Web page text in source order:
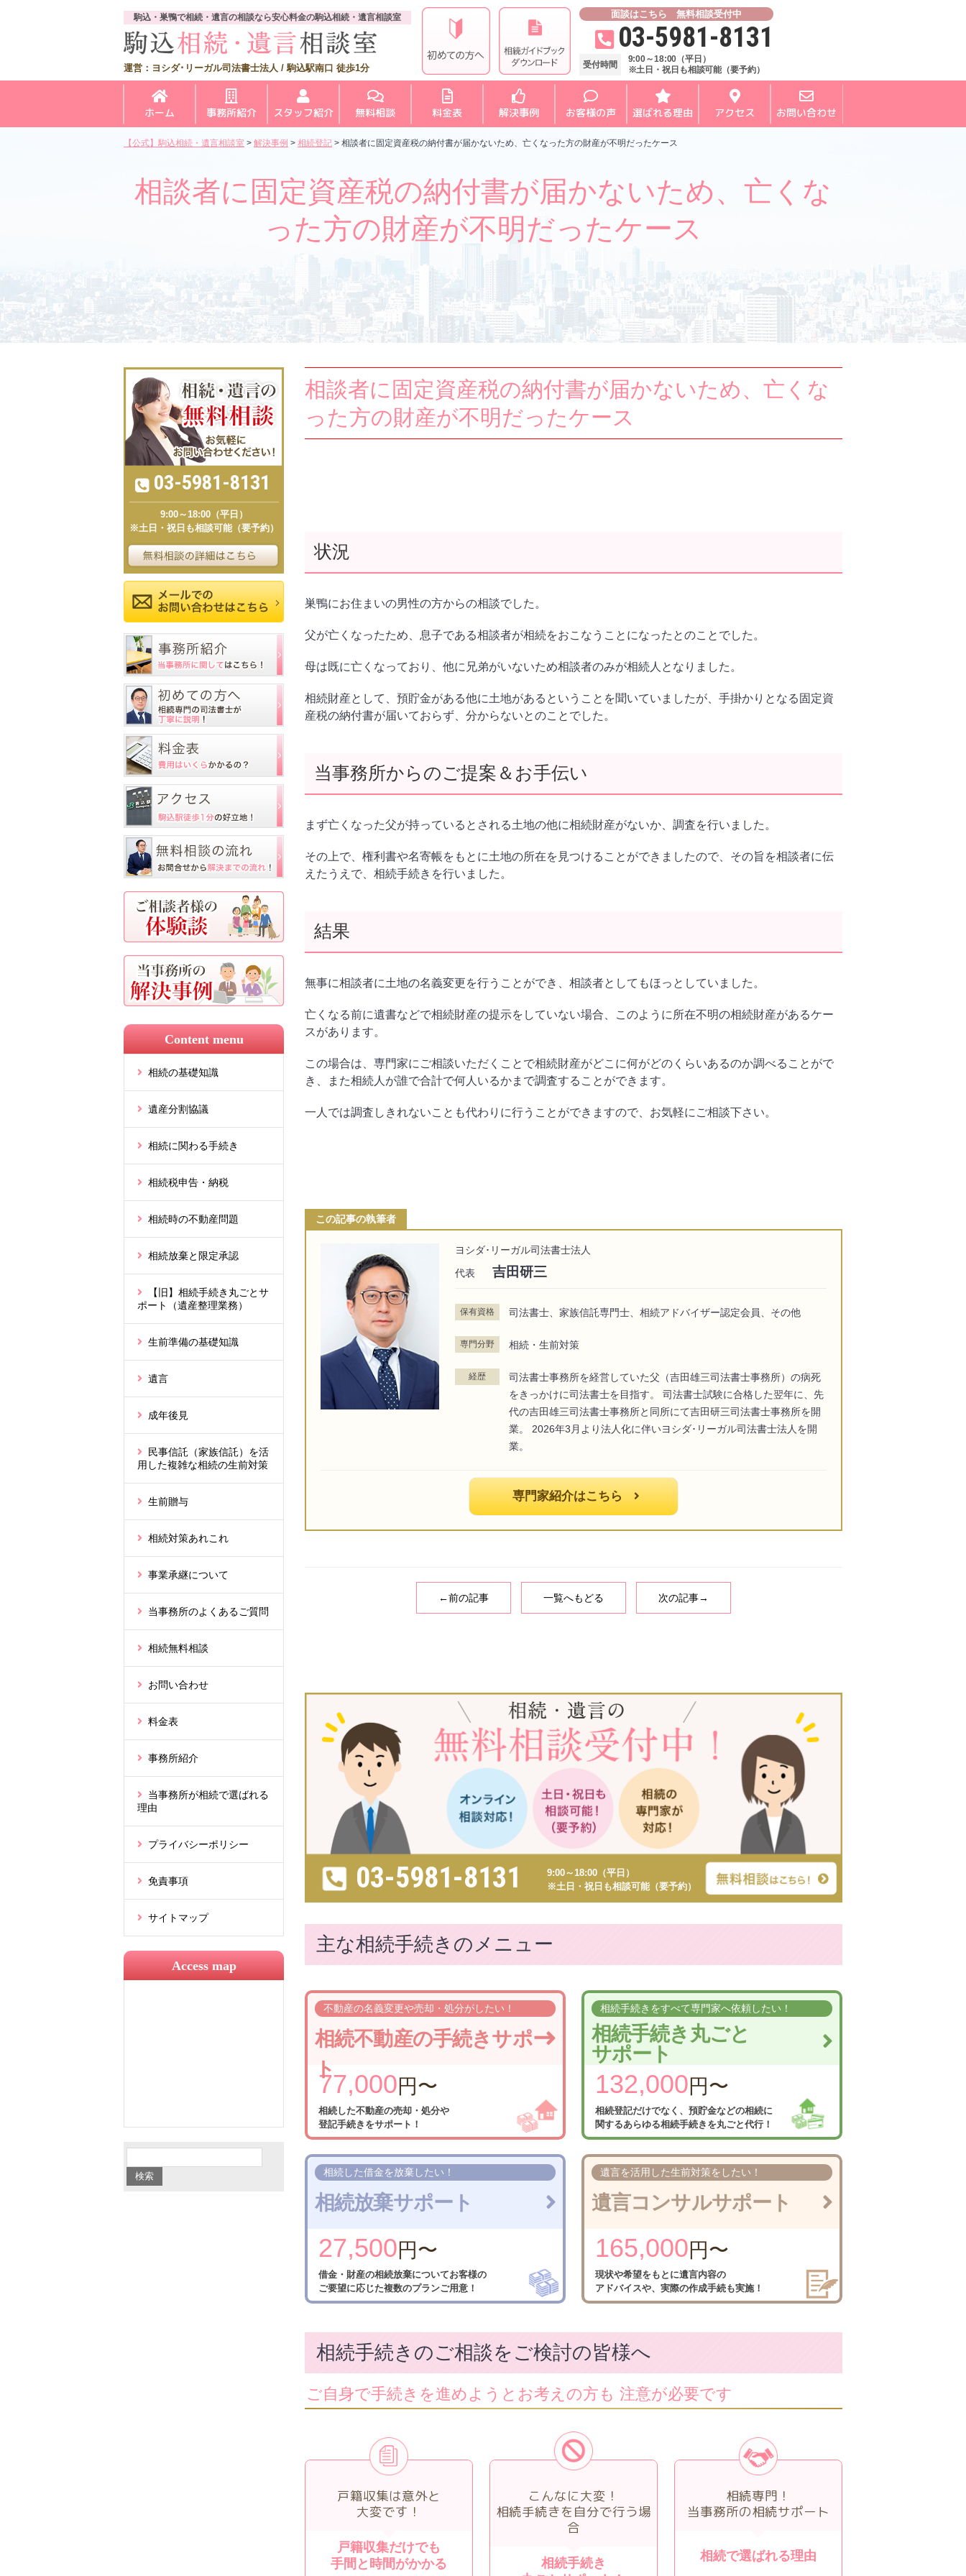
駒込・巣鴨で相続・遺言の相談なら安心料金の駒込相続・遺言相談室
運営：ヨシダ･リーガル司法書士法人 / 駒込駅南口 徒歩1分
面談はこちら 無料相談受付中
03-5981-8131
受付時間
9:00～18:00（平日）
※土日・祝日も相談可能（要予約）
ホーム 事務所紹介 スタッフ紹介 無料相談 料金表 解決事例 お客様の声 選ばれる理由 アクセス お問い合わせ
【公式】駒込相続・遺言相談室 > 解決事例 > 相続登記 > 相談者に固定資産税の納付書が届かないため、亡くなった方の財産が不明だったケース
相談者に固定資産税の納付書が届かないため、亡くな
った方の財産が不明だったケース
相談者に固定資産税の納付書が届かないため、亡くな
った方の財産が不明だったケース
状況
巣鴨にお住まいの男性の方からの相談でした。
父が亡くなったため、息子である相談者が相続をおこなうことになったとのことでした。
母は既に亡くなっており、他に兄弟がいないため相談者のみが相続人となりました。
相続財産として、預貯金がある他に土地があるということを聞いていましたが、手掛かりとなる固定資
産税の納付書が届いておらず、分からないとのことでした。
当事務所からのご提案＆お手伝い
まず亡くなった父が持っているとされる土地の他に相続財産がないか、調査を行いました。
その上で、権利書や名寄帳をもとに土地の所在を見つけることができましたので、その旨を相談者に伝
えたうえで、相続手続きを行いました。
結果
無事に相談者に土地の名義変更を行うことができ、相談者としてもほっとしていました。
亡くなる前に遺書などで相続財産の提示をしていない場合、このように所在不明の相続財産があるケー
スがあります。
この場合は、専門家にご相談いただくことで相続財産がどこに何がどのくらいあるのか調べることがで
き、また相続人が誰で合計で何人いるかまで調査することができます。
一人では調査しきれないことも代わりに行うことができますので、お気軽にご相談下さい。
この記事の執筆者
ヨシダ･リーガル司法書士法人
代表
吉田研三
保有資格 司法書士、家族信託専門士、相続アドバイザー認定会員、その他
専門分野 相続・生前対策
経歴
司法書士事務所を経営していた父（吉田雄三司法書士事務所）の病死
をきっかけに司法書士を目指す。 司法書士試験に合格した翌年に、先
代の吉田雄三司法書士事務所と同所にて吉田研三司法書士事務所を開
業。 2026年3月より法人化に伴いヨシダ･リーガル司法書士法人を開
業。
専門家紹介はこちら
←前の記事 一覧へもどる 次の記事→
03-5981-8131
9:00～18:00（平日）
※土日・祝日も相談可能（要予約）
主な相続手続きのメニュー
不動産の名義変更や売却・処分がしたい！
相続不動産の手続きサポー
ト
77,000円〜
相続した不動産の売却・処分や
登記手続きをサポート！
相続手続きをすべて専門家へ依頼したい！
相続手続き丸ごと
サポート
132,000円〜
相続登記だけでなく、 預貯金などの相続に
関するあらゆる相続手続きを丸ごと代行！
相続した借金を放棄したい！
相続放棄サポート
27,500円〜
借金・財産の相続放棄についてお客様の
ご要望に応じた複数のプランご用意！
遺言を活用した生前対策をしたい！
遺言コンサルサポート
165,000円〜
現状や希望をもとに遺言内容の
アドバイスや、 実際の作成手続も実施！
相続手続きのご相談をご検討の皆様へ
ご自身で手続きを進めようとお考えの方も 注意が必要です
戸籍収集は意外と
大変です！
戸籍収集だけでも
手間と時間がかかる
こんなに大変！
相続手続きを自分で行う場
合
相続手続き
相続専門！
当事務所の相続サポート
相続で選ばれる理由
03-5981-8131
9:00～18:00（平日）
※土日・祝日も相談可能（要予約）
Content menu
相続の基礎知識
遺産分割協議
相続に関わる手続き
相続税申告・納税
相続時の不動産問題
相続放棄と限定承認
【旧】相続手続き丸ごとサ
ポート（遺産整理業務）
生前準備の基礎知識
遺言
成年後見
民事信託（家族信託）を活
用した複雑な相続の生前対策
生前贈与
相続対策あれこれ
事業承継について
当事務所のよくあるご質問
相続無料相談
お問い合わせ
料金表
事務所紹介
当事務所が相続で選ばれる
理由
プライバシーポリシー
免責事項
サイトマップ
Access map